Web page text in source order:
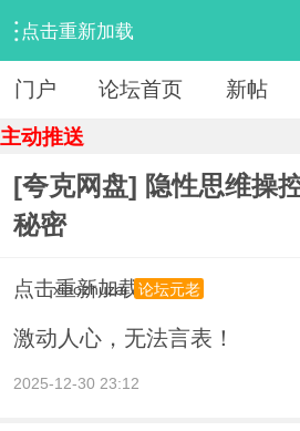
点击重新加载
› 【 资源区 】 › 『电子书』 › 内容
门户 论坛首页 新帖
主动推送
[夸克网盘] 隐性思维操
秘密
点击重新加载
xiaozhuzai 论坛元老
激动人心，无法言表！
2025-12-30 23:12